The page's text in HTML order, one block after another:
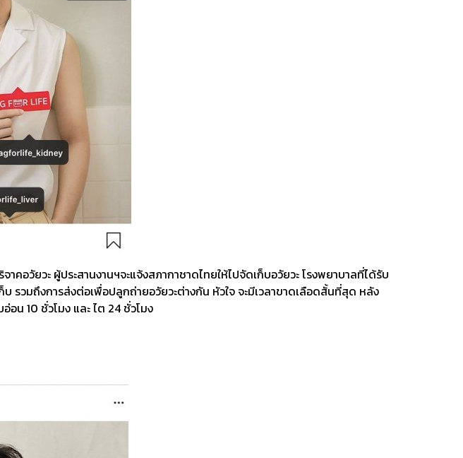
วัยวะ ผู้ประสานงานฯจะแจ้งสภากาชาดไทยให้ไปจัดเก็บอวัยวะ โรงพยาบาลที่ได้รับ
รวมถึงการส่งต่อเพื่อปลูกถ่ายอวัยวะต่างกัน หัวใจ จะมีเวลาขาดเลือดสั้นที่สุด หลัง
น 10 ชั่วโมง และ ไต 24 ชั่วโมง